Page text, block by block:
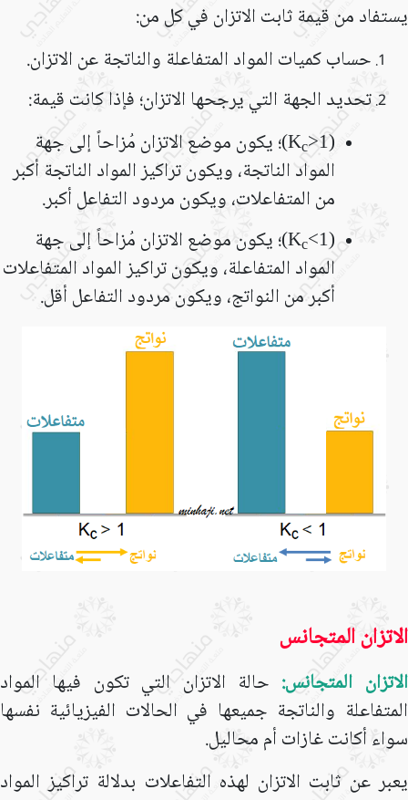
يستفاد من قيمة ثابت الاتزان في كل من:
حساب كميات المواد المتفاعلة والناتجة عن الاتزان.
تحديد الجهة التي يرجحها الاتزان؛ فإذا كانت قيمة:
(
Kc>1
)؛ يكون موضع الاتزان مُزاحاً إلى جهة
المواد الناتجة، ويكون تراكيز المواد الناتجة أكبر
من المتفاعلات، ويكون مردود التفاعل أكبر.
(
Kc<1
)؛ يكون موضع الاتزان مُزاحاً إلى جهة
المواد المتفاعلة، ويكون تراكيز المواد المتفاعلات
أكبر من النواتج، ويكون مردود التفاعل أقل.
الاتزان المتجانس
الاتزان المتجانس: حالة الاتزان التي تكون فيها المواد
المتفاعلة والناتجة جميعها في الحالات الفيزيائية نفسها
سواء أكانت غازات أم محاليل.
يعبر عن ثابت الاتزان لهذه التفاعلات بدلالة تراكيز المواد